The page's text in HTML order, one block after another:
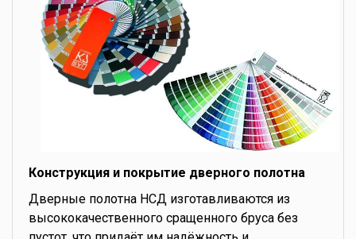
Конструкция и покрытие дверного полотна
Дверные полотна НСД изготавливаются из
высококачественного сращенного бруса без